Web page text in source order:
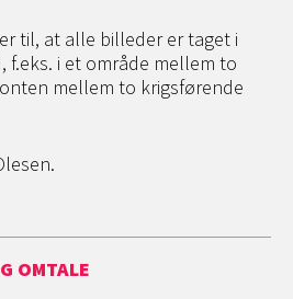
til, at alle billeder er taget i
f.eks. i et område mellem to
mellem to krigsførende
OMTALE